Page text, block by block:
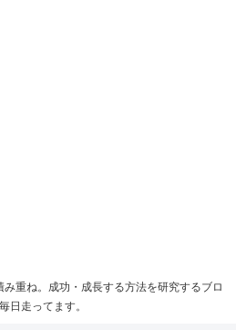
重ね。成功・成長する方法を研究するブロ
日走ってます。